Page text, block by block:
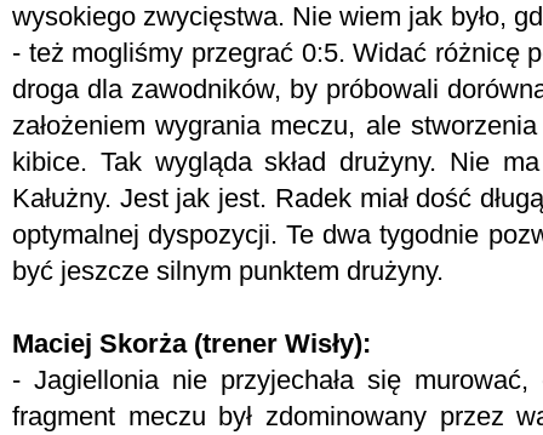
wysokiego zwycięstwa. Nie wiem jak było,
- też mogliśmy przegrać 0:5. Widać różnicę
droga dla zawodników, by próbowali
założeniem wygrania meczu, ale
kibice. Tak wygląda skład drużyny. Nie
Kałużny. Jest jak jest. Radek miał dość
optymalnej dyspozycji. Te dwa tygodnie
być jeszcze silnym punktem drużyny.
Maciej Skorża (trener Wisły):
- Jagiellonia nie przyjechała się murować,
fragment meczu był zdominowany przez